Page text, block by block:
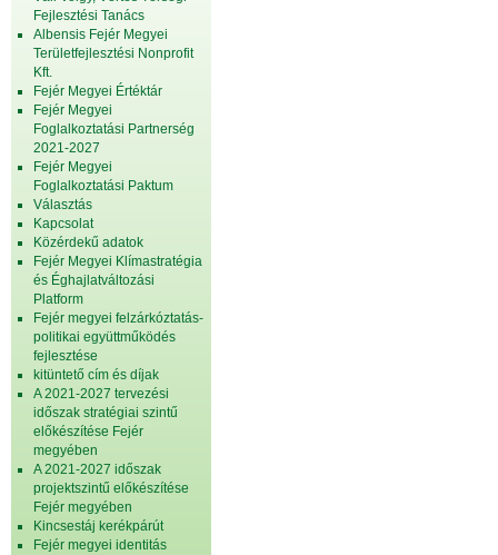
Fejlesztési Tanács
Albensis Fejér Megyei
Területfejlesztési Nonprofit
Kft.
Fejér Megyei Értéktár
Fejér Megyei
Foglalkoztatási Partnerség
2021-2027
Fejér Megyei
Foglalkoztatási Paktum
Választás
Kapcsolat
Közérdekű adatok
Fejér Megyei Klímastratégia
és Éghajlatváltozási
Platform
Fejér megyei felzárkóztatás-
politikai együttműködés
fejlesztése
kitüntető cím és díjak
A 2021-2027 tervezési
időszak stratégiai szintű
előkészítése Fejér
megyében
A 2021-2027 időszak
projektszintű előkészítése
Fejér megyében
Kincsestáj kerékpárút
Fejér megyei identitás